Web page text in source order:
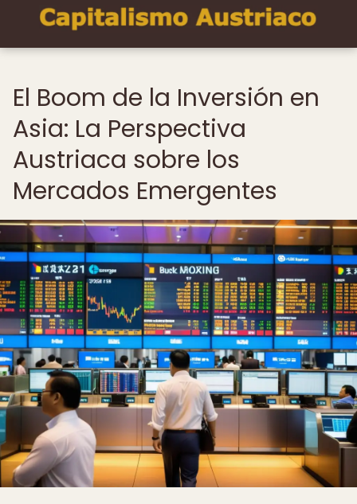
El Boom de la Inversión en
Asia: La Perspectiva
Austriaca sobre los
Mercados Emergentes